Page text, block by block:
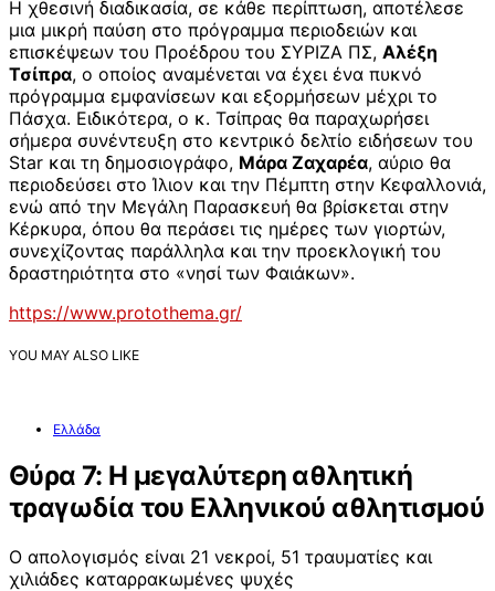
Η χθεσινή διαδικασία, σε κάθε περίπτωση, αποτέλεσε
μια μικρή παύση στο πρόγραμμα περιοδειών και
επισκέψεων του Προέδρου του ΣΥΡΙΖΑ ΠΣ, Αλέξη
Τσίπρα, ο οποίος αναμένεται να έχει ένα πυκνό
πρόγραμμα εμφανίσεων και εξορμήσεων μέχρι το
Πάσχα. Ειδικότερα, ο κ. Τσίπρας θα παραχωρήσει
σήμερα συνέντευξη στο κεντρικό δελτίο ειδήσεων του
Star και τη δημοσιογράφο, Μάρα Ζαχαρέα, αύριο θα
περιοδεύσει στο Ίλιον και την Πέμπτη στην Κεφαλλονιά,
ενώ από την Μεγάλη Παρασκευή θα βρίσκεται στην
Κέρκυρα, όπου θα περάσει τις ημέρες των γιορτών,
συνεχίζοντας παράλληλα και την προεκλογική του
δραστηριότητα στο «νησί των Φαιάκων».
https://www.protothema.gr/
YOU MAY ALSO LIKE
Ελλάδα
Θύρα 7: Η μεγαλύτερη αθλητική
τραγωδία του Ελληνικού αθλητισμού
Ο απολογισμός είναι 21 νεκροί, 51 τραυματίες και
χιλιάδες καταρρακωμένες ψυχές